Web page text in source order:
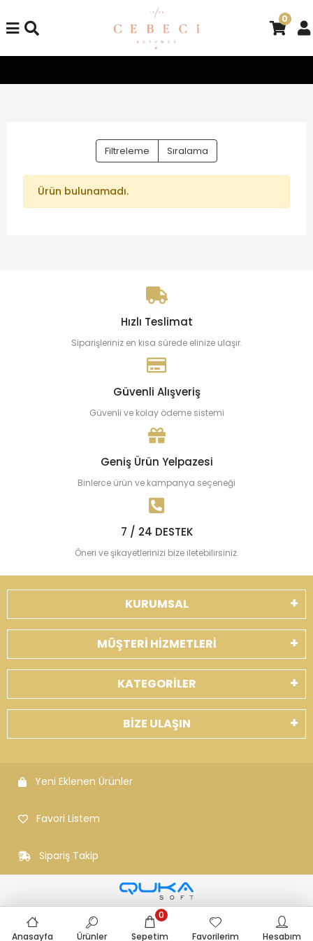
0
Filtreleme Sıralama
Ürün bulunamadı.
Hızlı Teslimat
Siparişleriniz en kısa sürede elinize ulaşır.
Güvenli Alışveriş
Güvenli ve kolay ödeme sistemi
Geniş Ürün Yelpazesi
Binlerce ürün ve kampanya seçeneği
7 / 24 DESTEK
Öneri ve şikayetlerinizi bize iletebilirsiniz.
KURUMSAL
MÜŞTERİ HİZMETLERİ
KATEGORİLER
BİZE ULAŞIN
Yeni Eklenen Ürünler
Favori Listem
Sipariş Takip
Anasayfa Ürünler Sepetim
0
Favorilerim
Hesabım